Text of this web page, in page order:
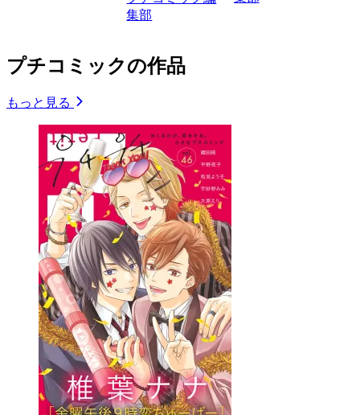
集部
プチコミックの作品
もっと見る